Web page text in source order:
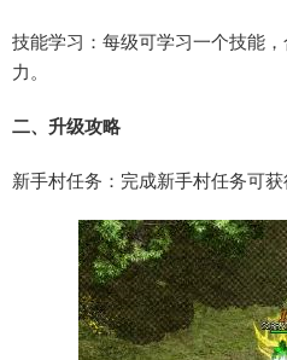
技能学习：每级可学习一个技能
力。
二、升级攻略
新手村任务：完成新手村任务可获